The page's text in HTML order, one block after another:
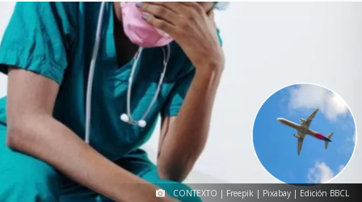
CONTEXTO | Freepik | Pixabay | Edición BBCL